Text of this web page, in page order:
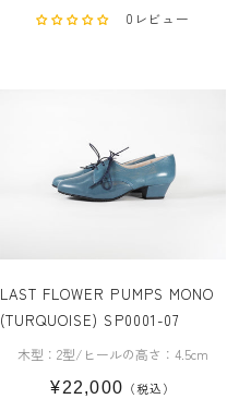
0レビュー
LAST FLOWER PUMPS MONO
(TURQUOISE) SP0001-07
木型：2型/ヒールの高さ：4.5cm
¥22,000 （税込）